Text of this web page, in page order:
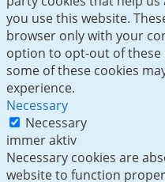
you use this website.
browser only with your
option to opt-out of
some of these cookies
experience.
Necessary
Necessary
immer aktiv
Necessary cookies are
website to function